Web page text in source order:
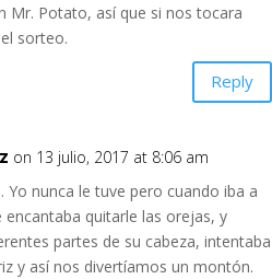
Mr. Potato, así que si nos tocara
sorteo.
Reply
on 13 julio, 2017 at 8:06 am
nunca le tuve pero cuando iba a
quitarle las orejas, y
partes de su cabeza, intentaba
y así nos divertíamos un montón.